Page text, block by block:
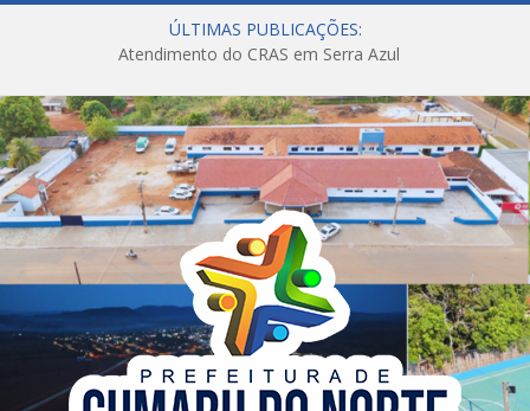
ÚLTIMAS PUBLICAÇÕES:
Atendimento do CRAS em Serra Azul